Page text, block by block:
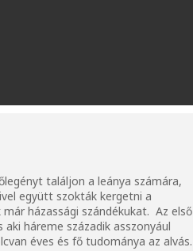
találjon a leánya számára,
együtt szokták kergetni a
házassági szándékukat. Az első
háreme századik asszonyául
éves és fő tudománya az alvás.